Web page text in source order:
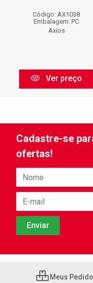
Código: AX1038
Embalagem: PC
Axios
Ver preço
Cadastre-se
ofertas!
Meus